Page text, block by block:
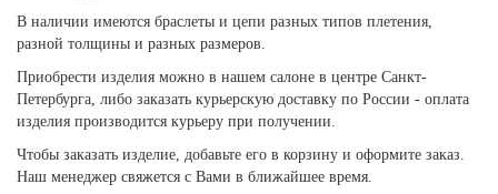
В наличии имеются браслеты и цепи разных типов плетения,
разной толщины и разных размеров.
Приобрести изделия можно в нашем салоне в центре Санкт-
Петербурга, либо заказать курьерскую доставку по России - оплата
изделия производится курьеру при получении.
Чтобы заказать изделие, добавьте его в корзину и оформите заказ.
Наш менеджер свяжется с Вами в ближайшее время.